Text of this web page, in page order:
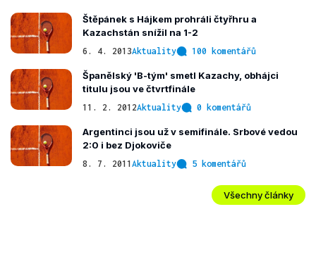
Štěpánek s Hájkem prohráli čtyřhru a
Kazachstán snížil na 1-2
6. 4. 2013Aktuality 100 komentářů
Španělský 'B-tým' smetl Kazachy, obhájci
titulu jsou ve čtvrtfinále
11. 2. 2012Aktuality 0 komentářů
Argentinci jsou už v semifinále. Srbové vedou
2:0 i bez Djokoviče
8. 7. 2011Aktuality 5 komentářů
Všechny články